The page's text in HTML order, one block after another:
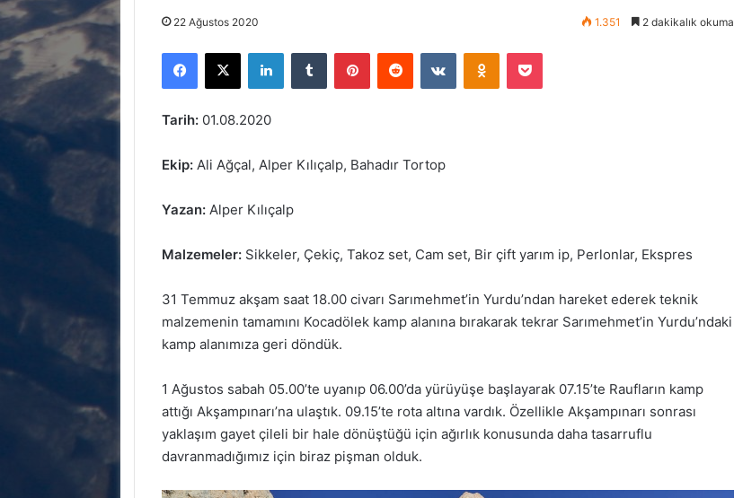
22 Ağustos 2020 1.351 2 dakikalık okuma
Facebook
X LinkedInTumblr PinterestReddit VKontakteOdnoklassniki
Pocket
Tarih: 01.08.2020
Ekip: Ali Ağçal, Alper Kılıçalp, Bahadır Tortop
Yazan: Alper Kılıçalp
Malzemeler: Sikkeler, Çekiç, Takoz set, Cam set, Bir çift yarım ip, Perlonlar, Ekspres
31 Temmuz akşam saat 18.00 civarı Sarımehmet’in Yurdu’ndan hareket ederek teknik
malzemenin tamamını Kocadölek kamp alanına bırakarak tekrar Sarımehmet’in Yurdu’ndaki
kamp alanımıza geri döndük.
1 Ağustos sabah 05.00’te uyanıp 06.00’da yürüyüşe başlayarak 07.15’te Raufların kamp
attığı Akşampınarı’na ulaştık. 09.15’te rota altına vardık. Özellikle Akşampınarı sonrası
yaklaşım gayet çileli bir hale dönüştüğü için ağırlık konusunda daha tasarruflu
davranmadığımız için biraz pişman olduk.